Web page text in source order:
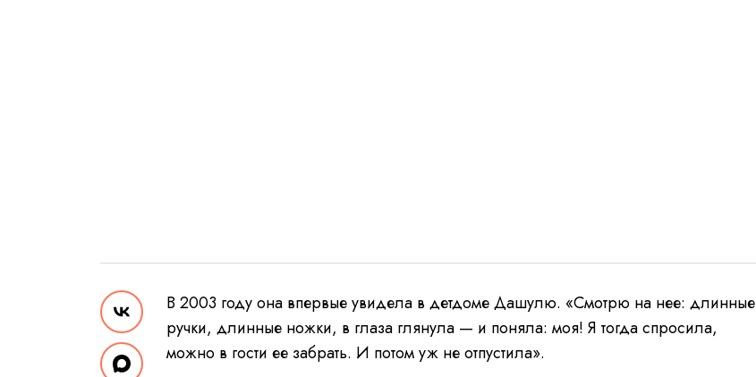
В 2003 году она впервые увидела в детдоме Дашулю. «Смотрю на нее: длинные
ручки, длинные ножки, в глаза глянула — и поняла: моя! Я тогда спросила,
можно в гости ее забрать. И потом уж не отпустила».